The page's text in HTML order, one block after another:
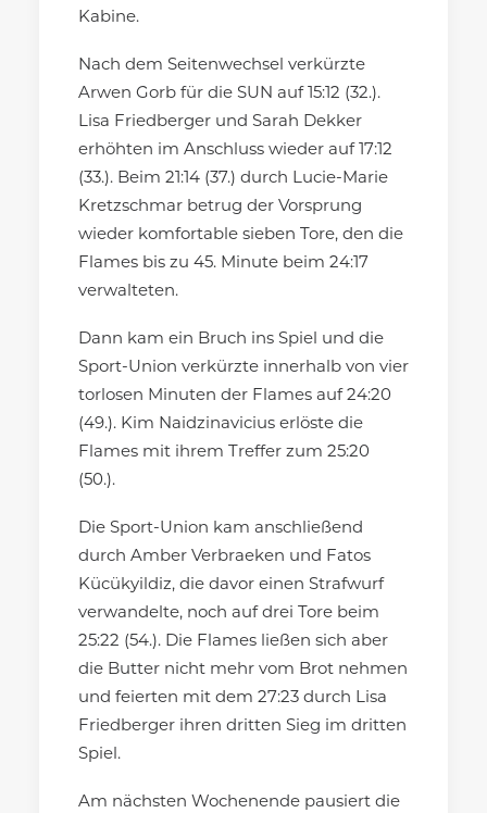
Kabine.
Nach dem Seitenwechsel verkürzte
Arwen Gorb für die SUN auf 15:12 (32.).
Lisa Friedberger und Sarah Dekker
erhöhten im Anschluss wieder auf 17:12
(33.). Beim 21:14 (37.) durch Lucie-Marie
Kretzschmar betrug der Vorsprung
wieder komfortable sieben Tore, den die
Flames bis zu 45. Minute beim 24:17
verwalteten.
Dann kam ein Bruch ins Spiel und die
Sport-Union verkürzte innerhalb von vier
torlosen Minuten der Flames auf 24:20
(49.). Kim Naidzinavicius erlöste die
Flames mit ihrem Treffer zum 25:20
(50.).
Die Sport-Union kam anschließend
durch Amber Verbraeken und Fatos
Kücükyildiz, die davor einen Strafwurf
verwandelte, noch auf drei Tore beim
25:22 (54.). Die Flames ließen sich aber
die Butter nicht mehr vom Brot nehmen
und feierten mit dem 27:23 durch Lisa
Friedberger ihren dritten Sieg im dritten
Spiel.
Am nächsten Wochenende pausiert die